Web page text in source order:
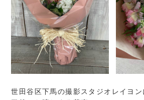
世田谷区下馬の撮影スタジオレイヨ